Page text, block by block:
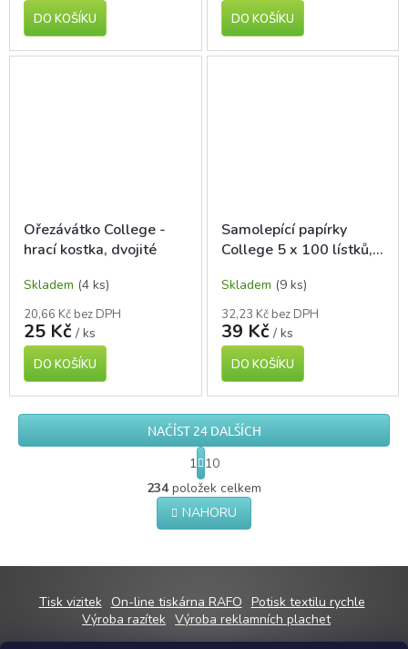
DO KOŠÍKU DO KOŠÍKU
Ořezávátko College -
hrací kostka, dvojité
Skladem (4 ks)
20,66 Kč bez DPH
25 Kč / ks
DO KOŠÍKU
Samolepící papírky
College 5 x 100 lístků,
Skladem (9 ks)
32,23 Kč bez DPH
39 Kč / ks
DO KOŠÍKU
O
v
l
á
a
í
p
NAČÍST 24 DALŠÍCH
S
t
r
á
n
k
v
n
í
1 10
234položek celkem
NAHORU
p
Tisk vizitek On-line tiskárna RAFO Potisk textilu rychle
Výroba razítek Výroba reklamních plachet